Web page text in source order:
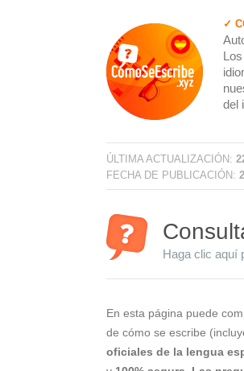
✓
del
ÚLTIMA ACTUALIZACIÓN:
FECHA DE PUBLICACIÓN:
Haga clic aquí
En esta página puede
de cómo se escribe
oficiales de la lengua